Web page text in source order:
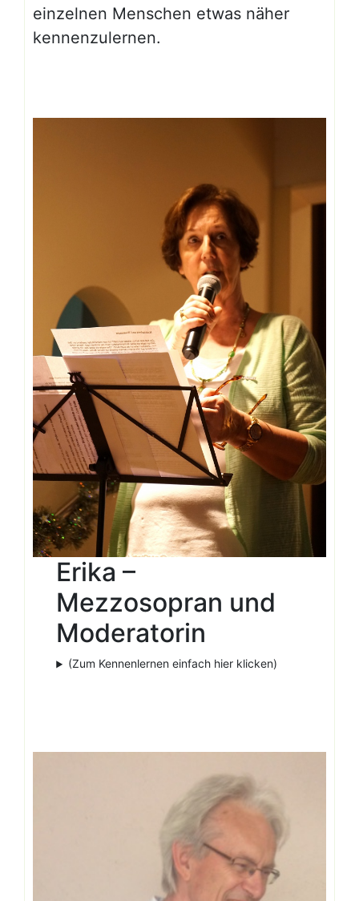
einzelnen Menschen etwas näher
kennenzulernen.
Erika –
Mezzosopran und
Moderatorin
(Zum Kennenlernen einfach hier klicken)